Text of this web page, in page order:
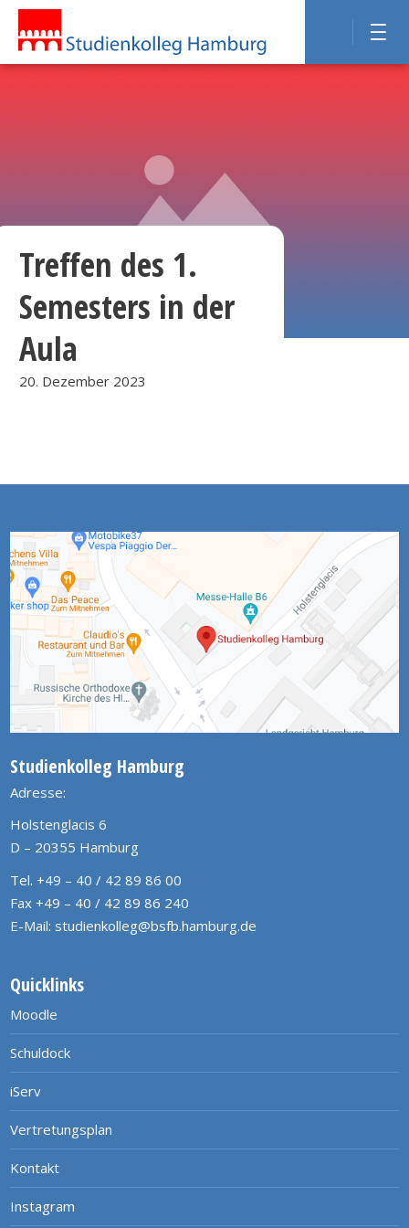
Treffen des 1.
Semesters in der
Aula
20. Dezember 2023
Studienkolleg Hamburg
Adresse:
Holstenglacis 6
D – 20355 Hamburg
Tel. +49 – 40 / 42 89 86 00
Fax +49 – 40 / 42 89 86 240
E-Mail: studienkolleg@bsfb.hamburg.de
Quicklinks
Moodle
Schuldock
iServ
Vertretungsplan
Kontakt
Instagram